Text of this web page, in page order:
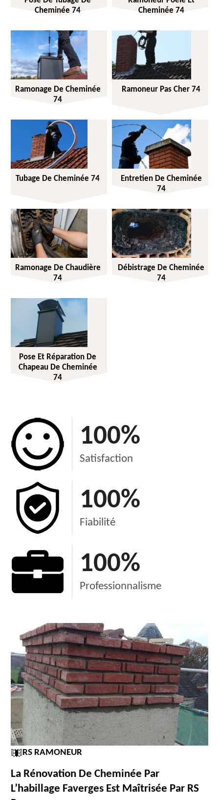
Cheminée 74
Cheminée 74
Ramonage De Cheminée
74
Ramoneur Pas Cher 74
Tubage De Cheminée 74
Entretien De Cheminée
74
Ramonage De Chaudière
74
Débistrage De Cheminée
74
Pose Et Réparation De
Chapeau De Cheminée
74
100%
Satisfaction
100%
Fiabilité
100%
Professionnalisme
RS RAMONEUR
La Rénovation De Cheminée Par
L’habillage Faverges Est Maîtrisée Par RS